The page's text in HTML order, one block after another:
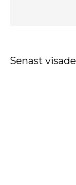
Senast visade